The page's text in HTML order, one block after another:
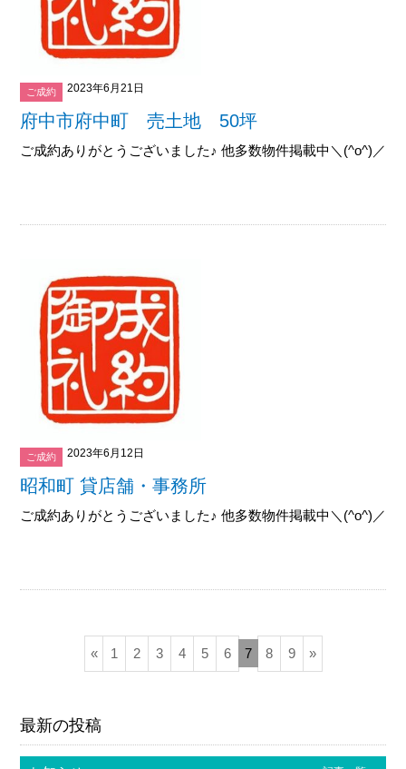
ご成約 2023年6月21日
府中市府中町 売土地 50坪
ご成約ありがとうございました♪ 他多数物件掲載中＼(^o^)／
ご成約 2023年6月12日
昭和町 貸店舗・事務所
ご成約ありがとうございました♪ 他多数物件掲載中＼(^o^)／
« 1 2 3 4 5 6 7 8 9 »
最新の投稿